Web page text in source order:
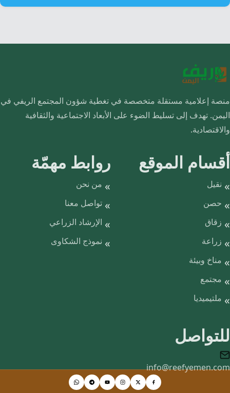
منصة إعلامية مستقلة متخصصة في تغطية شؤون المجتمع الريفي في
اليمن. تهدف إلى تسليط الضوء على الأبعاد الاجتماعية والثقافية
والاقتصادية.
أقسام الموقع
نقيل
حصن
زقاق
زراعة
مناخ وبيئة
مجتمع
ملتيميديا
روابط مهمّة
من نحن
تواصل معنا
الإرشاد الزراعي
نموذج الشكاوى
للتواصل
info@reefyemen.com